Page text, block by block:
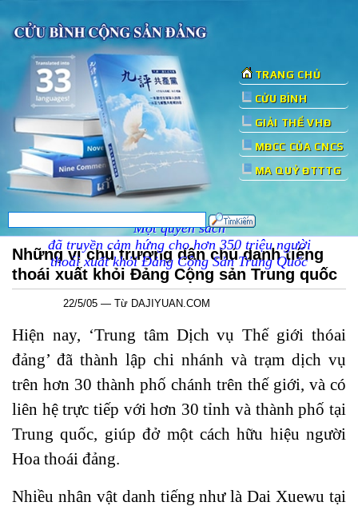
TRANG CHỦ
CỬU BÌNH
GIẢI THỂ VHĐ
MĐCC CỦA CNCS
MA QUỶ ĐTTTG
Một quyển sách
đã truyền cảm hứng cho hơn 350 triệu người
thoái xuất khỏi Đảng Cộng Sản Trung Quốc
Những vị chủ trương dân chủ danh tiếng
thoái xuất khỏi Đảng Cộng sản Trung quốc
22/5/05 — Từ DAJIYUAN.COM
Hiện nay, ‘Trung tâm Dịch vụ Thế giới thóai
đảng’ đã thành lập chi nhánh và trạm dịch vụ
trên hơn 30 thành phố chánh trên thế giới, và có
liên hệ trực tiếp với hơn 30 tỉnh và thành phố tại
Trung quốc, giúp đở một cách hữu hiệu người
Hoa thoái đảng.
Nhiều nhân vật danh tiếng như là Dai Xuewu tại